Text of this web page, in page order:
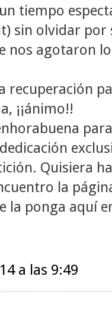
tiempo
sin olvidar por
nos agotaron
recuperación
¡¡ánimo!!
Quisiera
la
la ponga aquí
a las 9:49